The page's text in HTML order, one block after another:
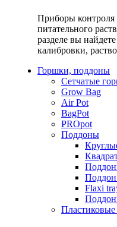
Приборы контроля
питательного
разделе вы
калибровки,
Горшки, поддоны
Сетчатые
Grow Bag
Air Pot
BagPot
PROpot
Поддоны
Flaxi
Пластиковые